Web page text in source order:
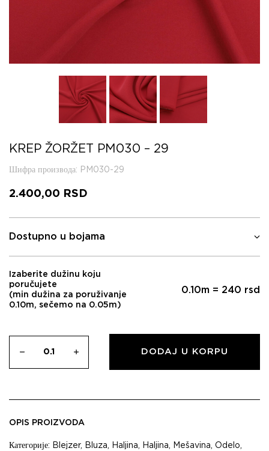
KREP ŽORŽET PM030 – 29
Шифра производа: PM030-29
2.400,00 RSD
Dostupno u bojama
Izaberite dužinu koju
poručujete
(min dužina za poruživanje
0.10m, sečemo na 0.05m)
0.10m = 240 rsd
DODAJ U KORPU
OPIS PROIZVODA
Категорије: Blejzer, Bluza, Haljina, Haljina, Mešavina, Odelo,